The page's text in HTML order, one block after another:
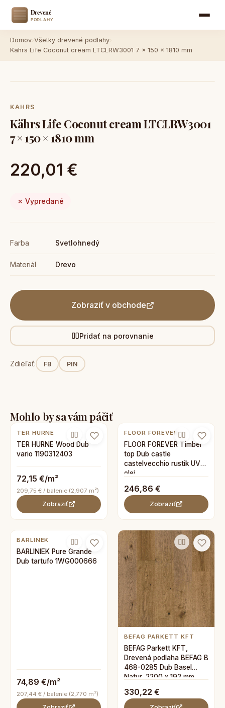
Domov Všetky drevené podlahy
Kährs Life Coconut cream LTCLRW3001 7 × 150 × 1810 mm
KAHRS
Kährs Life Coconut cream LTCLRW3001
7 × 150 × 1810 mm
220,01 €
✗ Vypredané
Farba Svetlohnedý
Materiál Drevo
Zobraziť v obchode
Pridať na porovnanie
Zdieľať: FB PIN
Mohlo by sa vám páčiť
TER HURNE
TER HURNE Wood Dub
vario 1190312403
72,15 €/m²
209,75 € / balenie (2,907 m²)
Zobraziť
FLOOR FOREVER
FLOOR FOREVER Timber
top Dub castle
castelvecchio rustik UV
olej
246,86 €
Zobraziť
BARLINEK
BARLINIEK Pure Grande
Dub tartufo 1WG000666
74,89 €/m²
207,44 € / balenie (2,770 m²)
BEFAG PARKETT KFT
BEFAG Parkett KFT,
Drevená podlaha BEFAG B
468-0285 Dub Basel
Natur, 2200 x 192 mm
330,22 €